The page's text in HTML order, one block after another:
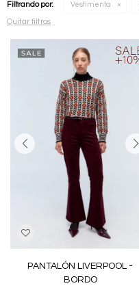
Filtrando por: Vestimenta
Quitar filtros
PANTALÓN LIVERPOOL -
BORDO